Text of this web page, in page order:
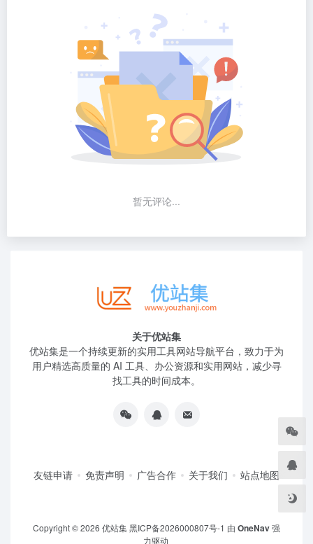
暂无评论...
关于优站集
优站集是一个持续更新的实用工具网站导航平台，致力于为
用户精选高质量的 AI 工具、办公资源和实用网站，减少寻
找工具的时间成本。
友链申请 免责声明 广告合作 关于我们 站点地图
Copyright © 2026 优站集黑ICP备2026000807号-1 由 OneNav强
力驱动